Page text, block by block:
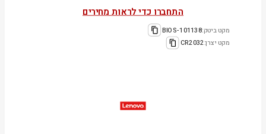
התחברו כדי לראות מחירים
מקט ביטק:101138-BIOS
מקט יצרן:CR2032